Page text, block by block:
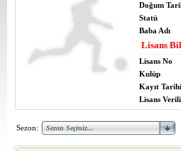
Doğum
Statü
Baba Adı
Lisans
Lisans No
Kulüp
Kayıt Tarihi
Lisans
Sezon: